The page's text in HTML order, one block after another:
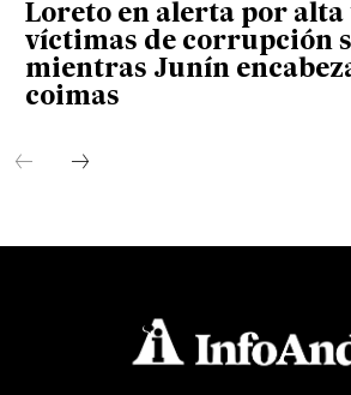
Loreto en alerta por alta
víctimas de corrupción
mientras Junín
coimas